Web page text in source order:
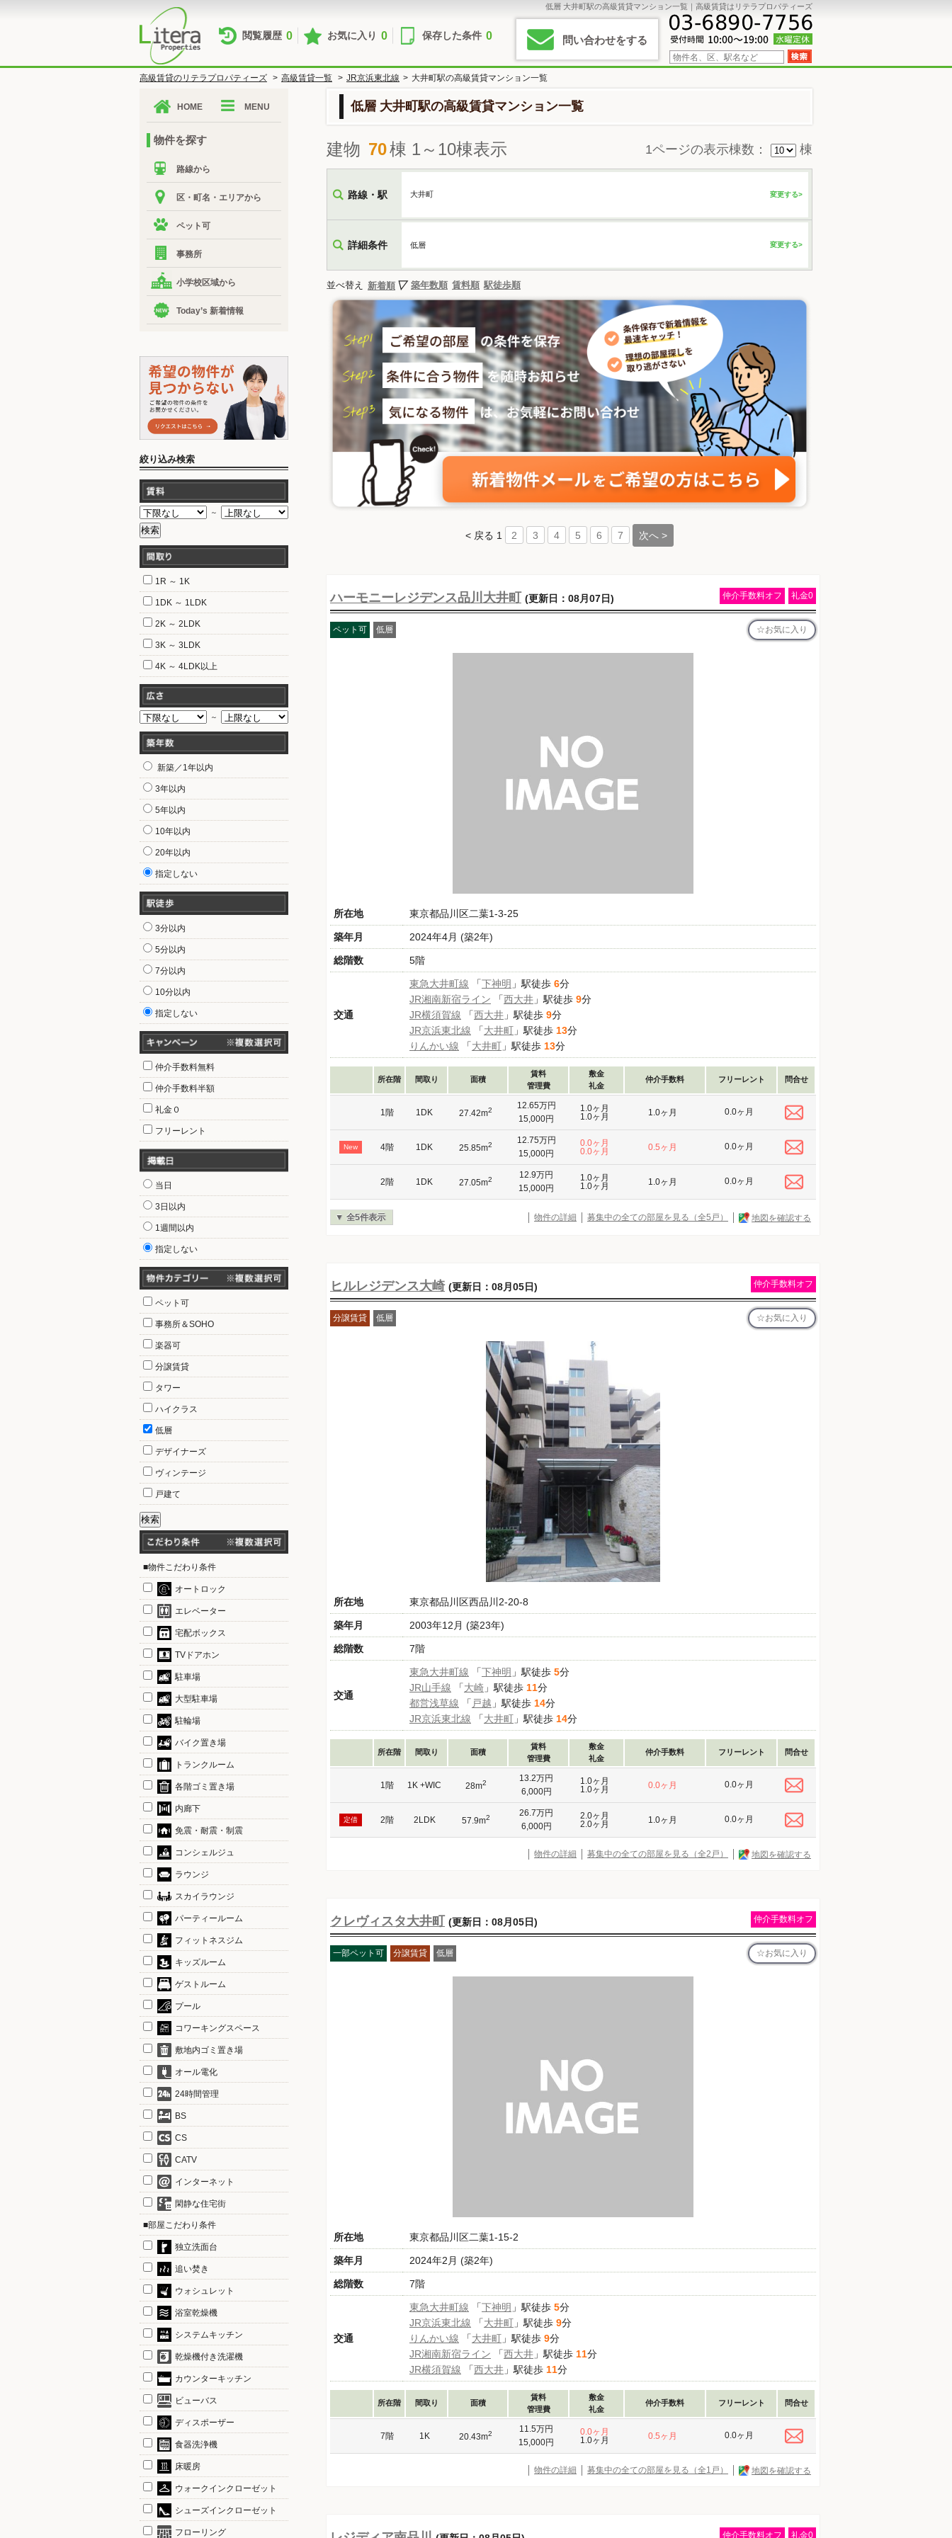
低層 大井町駅の高級賃貸マンション一覧｜高級賃貸はリテラプロパティーズ
閲覧履歴 0 お気に入り 0 保存した条件 0 問い合わせをする
高級賃貸のリテラプロパティーズ > 高級賃貸一覧 > JR京浜東北線 > 大井町駅の高級賃貸マンション一覧
低層 大井町駅の高級賃貸マンション一覧
建物 70棟 1～10棟表示 1ページの表示棟数： 棟
路線・駅 大井町 変更する>
詳細条件 低層 変更する>
並べ替え 新着順 築年数順 賃料順 駅徒歩順
< 戻る 1 2 3 4 5 6 7 次へ >
ハーモニーレジデンス品川大井町 (更新日：08月07日) 仲介手数料オフ 礼金0
ペット可 低層 お気に入り
所在地 東京都品川区二葉1-3-25
築年月 2024年4月 (築2年)
総階数 5階
交通
東急大井町線 「下神明 」駅徒歩 6分
JR湘南新宿ライン 「西大井 」駅徒歩 9分
JR横須賀線 「西大井 」駅徒歩 9分
JR京浜東北線 「大井町 」駅徒歩 13分
りんかい線 「大井町 」駅徒歩 13分
所在階 間取り 面積
賃料
管理費
敷金
礼金
仲介手数料 フリーレント 問合せ
12.65万円
15,000円
1.0ヶ月
1.0ヶ月
1.0ヶ月 0.0ヶ月
1階 1DK 27.42m2
New
12.75万円
15,000円
0.0ヶ月
0.0ヶ月
0.5ヶ月 0.0ヶ月
4階 1DK 25.85m2
12.9万円
15,000円
1.0ヶ月
1.0ヶ月
1.0ヶ月 0.0ヶ月
2階 1DK 27.05m2
全5件表示 物件の詳細 募集中の全ての部屋を見る（全5戸） 地図を確認する
ヒルレジデンス大崎 (更新日：08月05日) 仲介手数料オフ
分譲賃貸 低層 お気に入り
所在地 東京都品川区西品川2-20-8
築年月 2003年12月 (築23年)
総階数 7階
交通
東急大井町線 「下神明 」駅徒歩 5分
JR山手線 「大崎 」駅徒歩 11分
都営浅草線 「 戸越 」駅徒歩 14分
JR京浜東北線 「大井町 」駅徒歩 14分
所在階 間取り 面積
賃料
管理費
敷金
礼金
仲介手数料 フリーレント 問合せ
13.2万円
6,000円
1.0ヶ月
1.0ヶ月
0.0ヶ月 0.0ヶ月
1階 1K +WIC 28m2
定借
26.7万円
6,000円
2.0ヶ月
2.0ヶ月
1.0ヶ月 0.0ヶ月
2階 2LDK 57.9m2
物件の詳細 募集中の全ての部屋を見る（全2戸） 地図を確認する
クレヴィスタ大井町 (更新日：08月05日) 仲介手数料オフ
一部ペット可 分譲賃貸 低層 お気に入り
所在地 東京都品川区二葉1-15-2
築年月 2024年2月 (築2年)
総階数 7階
交通
東急大井町線 「下神明 」駅徒歩 5分
JR京浜東北線 「大井町 」駅徒歩 9分
りんかい線 「大井町 」駅徒歩 9分
JR湘南新宿ライン 「西大井 」駅徒歩 11分
JR横須賀線 「西大井 」駅徒歩 11分
所在階 間取り 面積
賃料
管理費
敷金
礼金
仲介手数料 フリーレント 問合せ
11.5万円
15,000円
0.0ヶ月
1.0ヶ月
0.5ヶ月 0.0ヶ月
7階 1K 20.43m2
物件の詳細 募集中の全ての部屋を見る（全1戸） 地図を確認する
仲介手数料オフ 礼金0
HOME MENU
物件を探す
路線から
区・町名・エリアから
ペット可
事務所
小学校区域から
Today’s 新着情報
絞り込み検索
～
1R ～ 1K
1DK ～ 1LDK
2K ～ 2LDK
3K ～ 3LDK
4K ～ 4LDK以上
～
新築／1年以内
3年以内
5年以内
10年以内
20年以内
指定しない
3分以内
5分以内
7分以内
10分以内
指定しない
仲介手数料無料
仲介手数料半額
礼金０
フリーレント
当日
3日以内
1週間以内
指定しない
ペット可
事務所＆SOHO
楽器可
分譲賃貸
タワー
ハイクラス
低層
デザイナーズ
ヴィンテージ
戸建て
■物件こだわり条件
オートロック
エレベーター
宅配ボックス
TVドアホン
駐車場
大型駐車場
駐輪場
バイク置き場
トランクルーム
各階ゴミ置き場
内廊下
免震・耐震・制震
コンシェルジュ
ラウンジ
スカイラウンジ
パーティールーム
フィットネスジム
キッズルーム
ゲストルーム
プール
コワーキングスペース
敷地内ゴミ置き場
オール電化
24時間管理
BS
CS
CATV
インターネット
閑静な住宅街
■部屋こだわり条件
独立洗面台
追い焚き
ウォシュレット
浴室乾燥機
システムキッチン
乾燥機付き洗濯機
カウンターキッチン
ビューバス
ディスポーザー
食器洗浄機
床暖房
ウォークインクローゼット
シューズインクローゼット
フローリング